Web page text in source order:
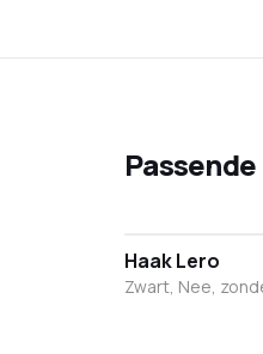
Haak Lero
Zwart, Nee,